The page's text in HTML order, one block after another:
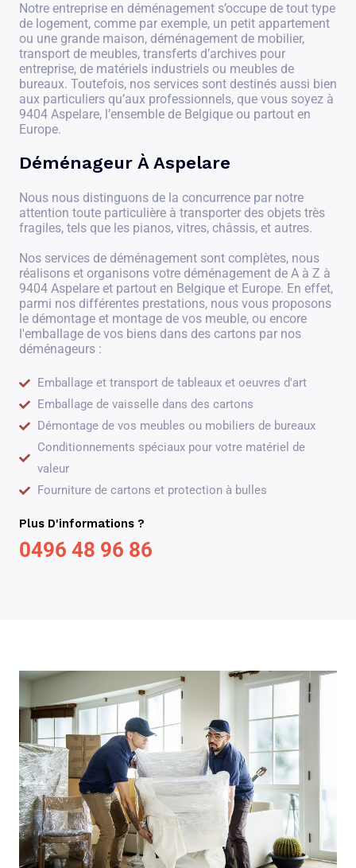
Notre entreprise en déménagement s’occupe de tout type
de logement, comme par exemple, un petit appartement
ou une grande maison, déménagement de mobilier,
transport de meubles, transferts d’archives pour
entreprise, de matériels industriels ou meubles de
bureaux. Toutefois, nos services sont destinés aussi bien
aux particuliers qu’aux professionnels, que vous soyez à
9404 Aspelare, l’ensemble de Belgique ou partout en
Europe.
Déménageur À Aspelare
Nous nous distinguons de la concurrence par notre
attention toute particulière à transporter des objets très
fragiles, tels que les pianos, vitres, châssis, et autres.
Nos services de déménagement sont complètes, nous
réalisons et organisons votre déménagement de A à Z à
9404 Aspelare et partout en Belgique et Europe. En effet,
parmi nos différentes prestations, nous vous proposons
le démontage et montage de vos meuble, ou encore
l'emballage de vos biens dans des cartons par nos
déménageurs :
Emballage et transport de tableaux et oeuvres d'art
Emballage de vaisselle dans des cartons
Démontage de vos meubles ou mobiliers de bureaux
Conditionnements spéciaux pour votre matériel de
valeur
Fourniture de cartons et protection à bulles
Plus D'informations ?
0496 48 96 86